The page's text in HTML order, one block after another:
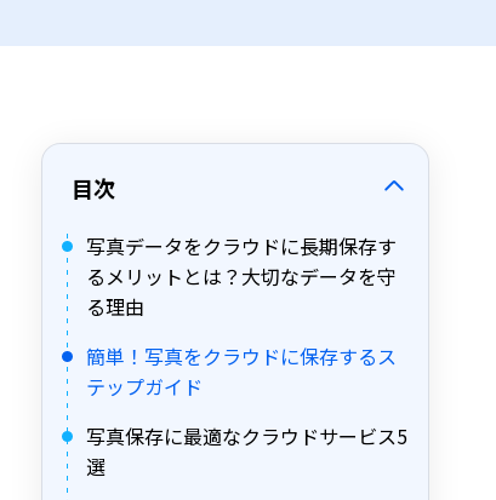
目次
写真データをクラウドに長期保存す
るメリットとは？大切なデータを守
る理由
簡単！写真をクラウドに保存するス
テップガイド
写真保存に最適なクラウドサービス5
選